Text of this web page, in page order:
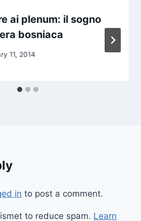
ai plenum: il sogno
bosniaca
11, 2014
in to post a comment.
to reduce spam. Learn